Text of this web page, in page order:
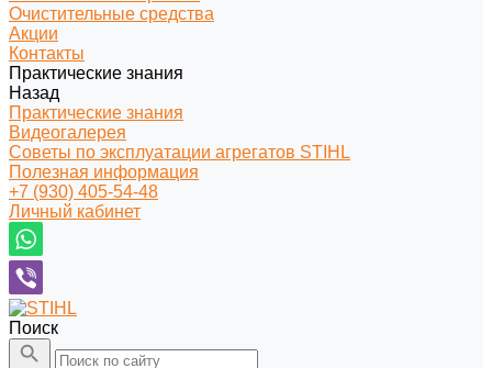
Очистительные средства
Акции
Контакты
Практические знания
Назад
Практические знания
Видеогалерея
Советы по эксплуатации агрегатов STIHL
Полезная информация
+7 (930) 405-54-48
Личный кабинет
Поиск